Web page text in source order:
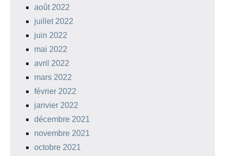
août 2022
juillet 2022
juin 2022
mai 2022
avril 2022
mars 2022
février 2022
janvier 2022
décembre 2021
novembre 2021
octobre 2021